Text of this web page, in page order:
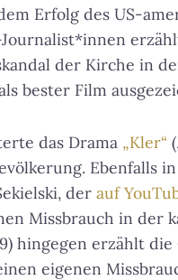
Erfolg des US-
der Kirche in
bester Film
das Drama „Kler“
Ebenfalls
der auf
Missbrauch in der
hingegen erzählt
eigenen